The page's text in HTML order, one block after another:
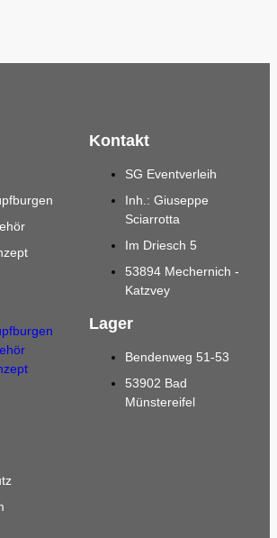
Kontakt
SG Eventverleih
Inh.: Giuseppe
Sciarrotta
Im Driesch 5
53894 Mechernich -
Katzvey
Lager
Bendenweg 51-53
53902 Bad
Münstereifel